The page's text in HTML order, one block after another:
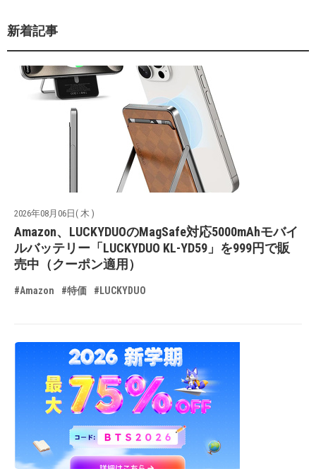
新着記事
2026年08月06日( 木 )
Amazon、LUCKYDUOのMagSafe対応5000mAhモバイ
ルバッテリー「LUCKYDUO KL-YD59」を999円で販
売中（クーポン適用）
#Amazon #特価 #LUCKYDUO